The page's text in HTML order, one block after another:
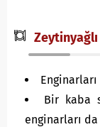
Zeytinyağlı
Enginarları
Bir kaba
enginarları